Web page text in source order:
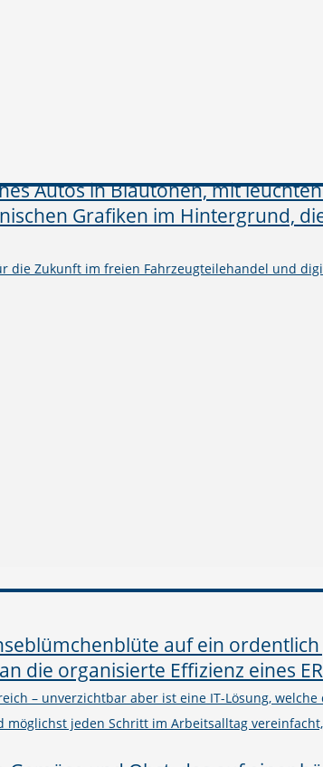
die Zukunft im freien Fahrzeugteilehandel und
– unverzichtbar aber ist eine IT-Lösung,
jeden Schritt im Arbeitsalltag